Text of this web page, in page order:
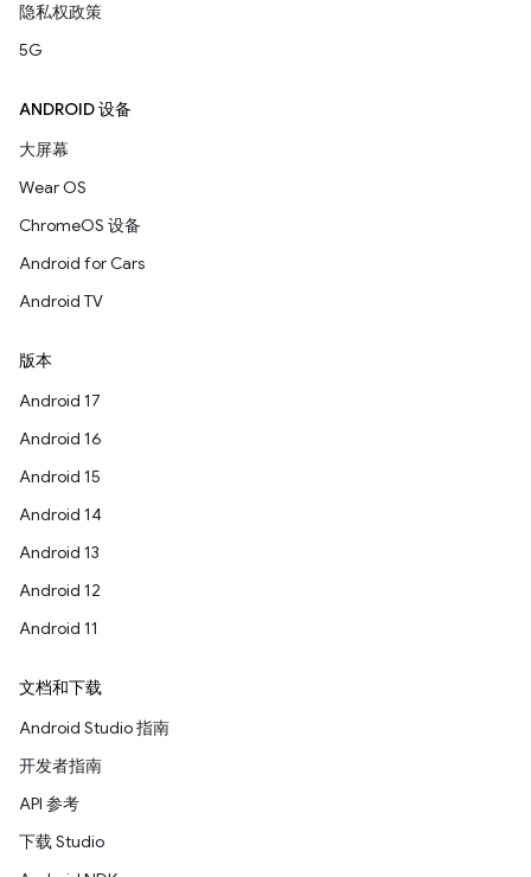
隐私权政策
5G
ANDROID 设备
大屏幕
Wear OS
ChromeOS 设备
Android for Cars
Android TV
版本
Android 17
Android 16
Android 15
Android 14
Android 13
Android 12
Android 11
文档和下载
Android Studio 指南
开发者指南
API 参考
下载 Studio